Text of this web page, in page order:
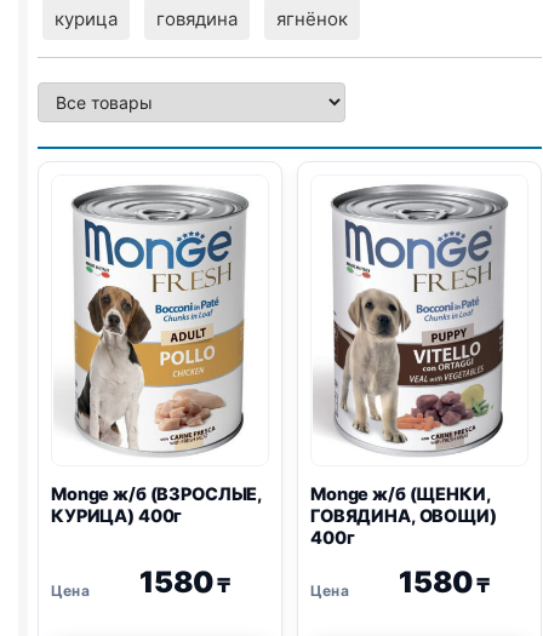
курица говядина ягнёнок
Monge ж/б (ВЗРОСЛЫЕ,
КУРИЦА) 400г
1580₸
Monge ж/б (ЩЕНКИ,
ГОВЯДИНА, ОВОЩИ)
400г
1580₸